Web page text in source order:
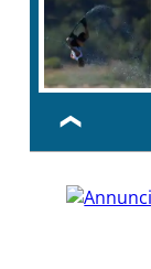
❮